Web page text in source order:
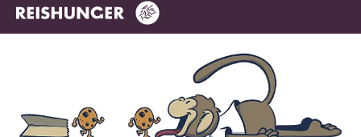
Glutenfrei
Mediterraner Bohnensalat mit Rotem Reis und
Schwarzen Bohnen